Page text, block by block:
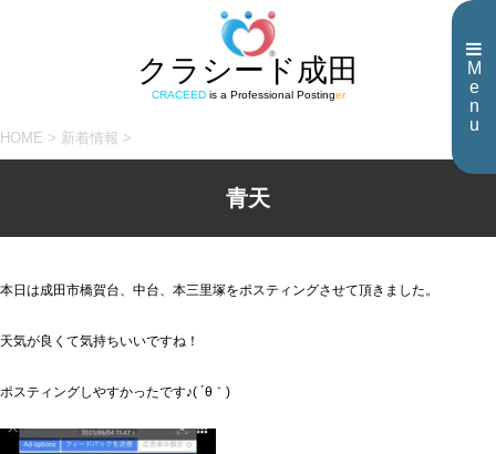
M
e
n
u
クラシード成田
CRACEEDis a Professional Postinger
HOME > 新着情報 >
青天
本日は成田市橋賀台、中台、本三里塚をポスティングさせて頂きました。
天気が良くて気持ちいいですね！
ポスティングしやすかったです♪( ´θ｀)